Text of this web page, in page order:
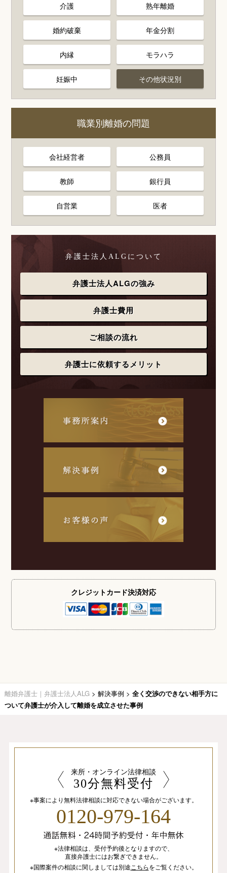
介護 熟年離婚
婚約破棄 年金分割
内縁 モラハラ
妊娠中 その他状況別
職業別離婚の問題
会社経営者 公務員
教師 銀行員
自営業 医者
弁護士法人ALGについて
弁護士法人ALGの強み
弁護士費用
ご相談の流れ
弁護士に依頼するメリット
クレジットカード決済対応
離婚弁護士｜弁護士法人ALG > 解決事例 > 全く交渉のできない相手方に
ついて弁護士が介入して離婚を成立させた事例
来所・オンライン法律相談
30分無料受付
※事案により無料法律相談に対応できない場合がございます。
0120-979-164
※法律相談は、 受付予約後となりますので、
直接弁護士にはお繋ぎできません。
※国際案件の相談に関しましては別途 こちらをご覧ください。